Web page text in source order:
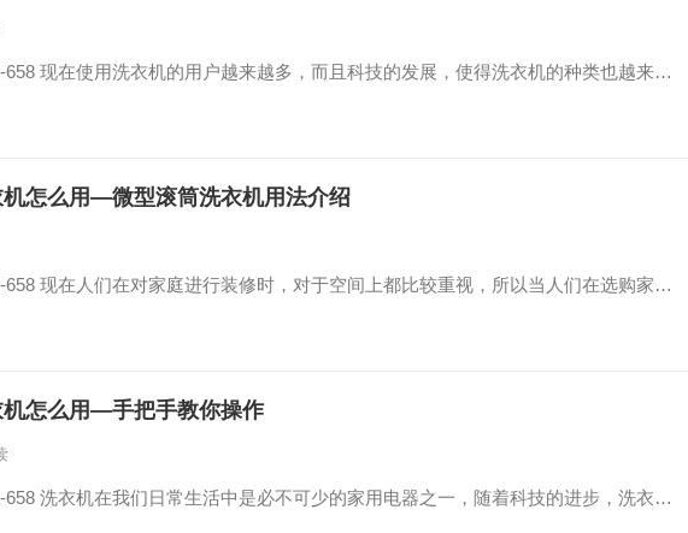
658 现在使用洗衣机的用户越来越多，而且科技的发展，使得洗衣机的种类也越来…
怎么用—微型滚筒洗衣机用法介绍
658 现在人们在对家庭进行装修时，对于空间上都比较重视，所以当人们在选购家…
机怎么用—手把手教你操作
658 洗衣机在我们日常生活中是必不可少的家用电器之一，随着科技的进步，洗衣…